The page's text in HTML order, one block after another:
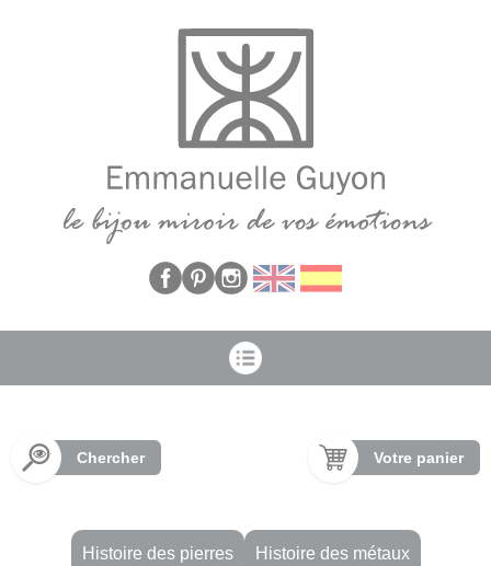
Chercher Votre panier
Histoire des pierres Histoire des métaux